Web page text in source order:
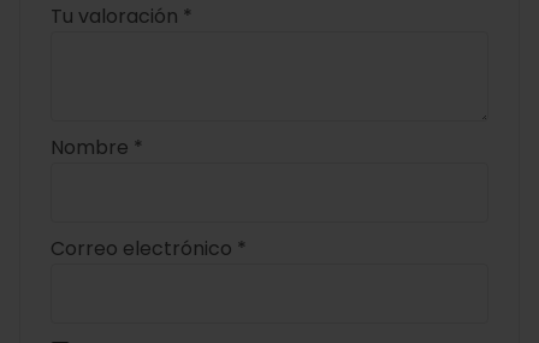
Tu valoración *
Nombre *
Correo electrónico *